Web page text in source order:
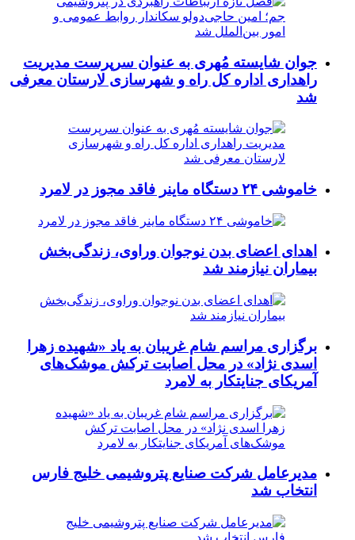
جوان شایسته مُهری به عنوان سرپرست مدیریت
راهداری اداره کل راه و شهرسازی لارستان معرفی
شد
خاموشی ۲۴ دستگاه ماینر فاقد مجوز در لامرد
اهدای اعضای بدن نوجوان وراوی، زندگی‌بخش
بیماران نیازمند شد
برگزاری مراسم شام غریبان به یاد «شهیده زهرا
اسدی نژاد» در محل اصابت ترکش موشک‌های
آمریکای جنایتکار به لامرد
مدیرعامل شرکت صنایع پتروشیمی خلیج فارس
انتخاب شد